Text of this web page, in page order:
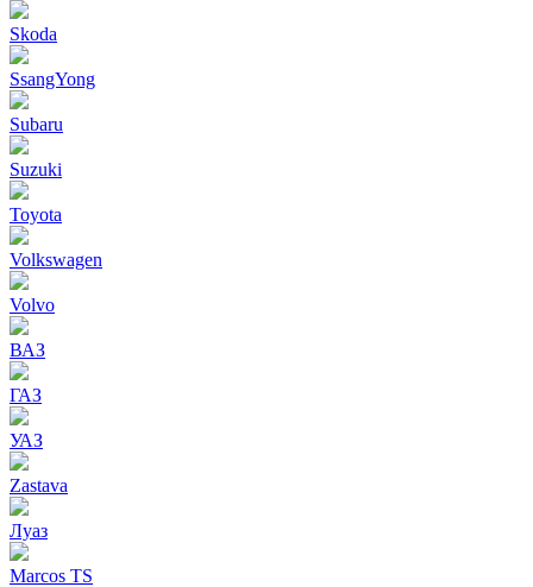
Skoda
SsangYong
Subaru
Suzuki
Toyota
Volkswagen
Volvo
ВАЗ
ГАЗ
УАЗ
Zastava
Луаз
Marcos TS